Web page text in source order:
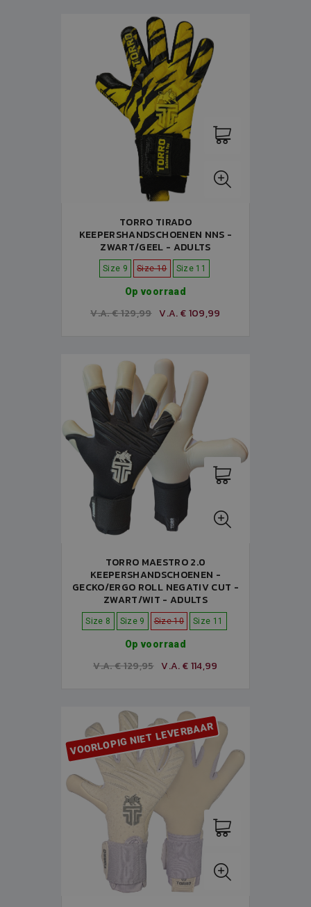
TORRO TIRADO
KEEPERSHANDSCHOENEN NNS -
ZWART/GEEL - ADULTS
Size 9 Size 10 Size 11
Op voorraad
V.A. € 129,99 V.A. € 109,99
TORRO MAESTRO 2.0
KEEPERSHANDSCHOENEN -
GECKO/ERGO ROLL NEGATIV CUT -
ZWART/WIT - ADULTS
Size 8 Size 9 Size 10 Size 11
Op voorraad
V.A. € 129,95 V.A. € 114,99
VOORLOPIG NIET LEVERBAAR